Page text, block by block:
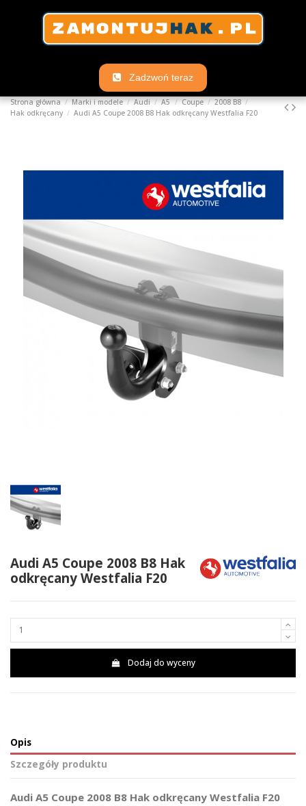
Zadzwoń teraz
Strona główna Marki i modele Audi A5 Coupe
2008 B8
Hak odkręcany
Audi A5 Coupe 2008 B8 Hak odkręcany Westfalia F20
Audi A5 Coupe 2008 B8 Hak
odkręcany Westfalia F20
Dodaj do wyceny
Opis
Szczegóły produktu
Audi A5 Coupe 2008 B8 Hak odkręcany Westfalia F20